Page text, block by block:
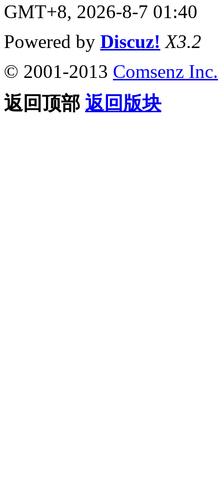
GMT+8, 2026-8-7 01:40
Powered by Discuz! X3.2
© 2001-2013 Comsenz Inc.
返回顶部 返回版块